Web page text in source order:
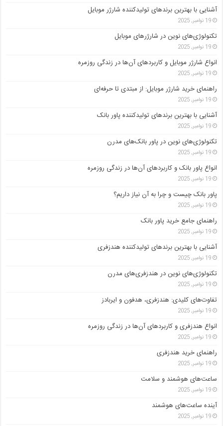
آشنایی با بهترین برندهای تولیدکننده شارژر موبایل
19 نوامبر, 2025
تکنولوژی‌های نوین در شارژرهای موبایل
19 نوامبر, 2025
انواع شارژر موبایل و کاربردهای آن‌ها در زندگی روزمره
19 نوامبر, 2025
راهنمای خرید شارژر موبایل: از مبتدی تا حرفه‌ای
19 نوامبر, 2025
آشنایی با بهترین برندهای تولیدکننده پاور بانک
19 نوامبر, 2025
تکنولوژی‌های نوین در پاور بانک‌های مدرن
19 نوامبر, 2025
انواع پاور بانک و کاربردهای آن‌ها در زندگی روزمره
19 نوامبر, 2025
پاور بانک چیست و چرا به آن نیاز داریم؟
19 نوامبر, 2025
راهنمای جامع خرید پاور بانک
19 نوامبر, 2025
آشنایی با بهترین برندهای تولیدکننده هندزفری
19 نوامبر, 2025
تکنولوژی‌های نوین در هندزفری‌های مدرن
19 نوامبر, 2025
تفاوت‌های کلیدی: هندزفری، هدفون و ایربادز
19 نوامبر, 2025
انواع هندزفری و کاربردهای آن‌ها در زندگی روزمره
19 نوامبر, 2025
راهنمای خرید هندزفری
19 نوامبر, 2025
ساعت‌های هوشمند و سلامت
19 نوامبر, 2025
آینده ساعت‌های هوشمند
19 نوامبر, 2025